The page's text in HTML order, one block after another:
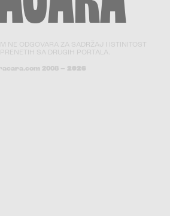
NE ODGOVARA ZA SADRŽAJ I ISTINITOST
SA DRUGIH PORTALA.
2008 – 2026